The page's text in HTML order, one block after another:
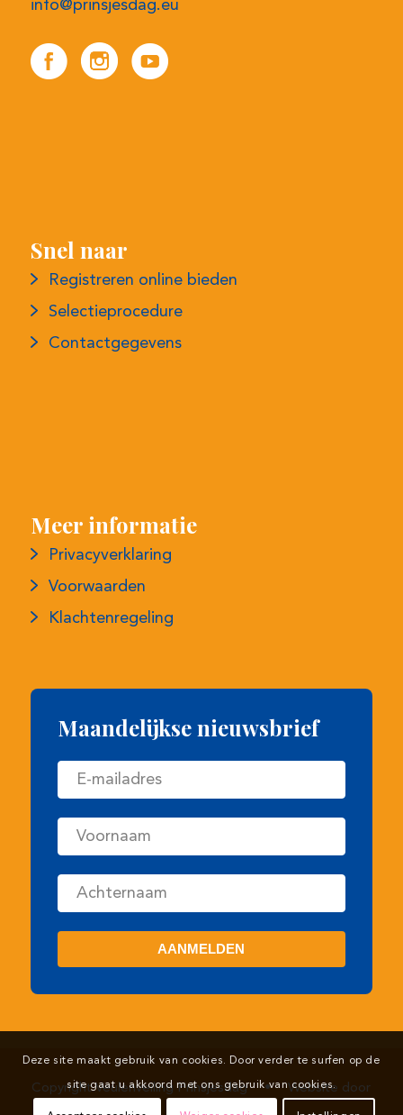
Maandelijkse nieuwsbrief
Newmore
Deze site maakt gebruik van cookies. Door verder te surfen op de
site gaat u akkoord met ons gebruik van cookies.